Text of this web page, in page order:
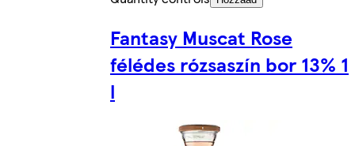
Fantasy Muscat Rose
félédes rózsaszín bor 13% 1
l